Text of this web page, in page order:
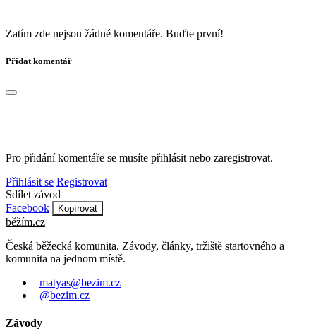
Zatím zde nejsou žádné komentáře. Buďte první!
Přidat komentář
Pro přidání komentáře se musíte přihlásit nebo zaregistrovat.
Přihlásit se Registrovat
Sdílet závod
Facebook
Kopírovat
běžím.cz
Česká běžecká komunita. Závody, články, tržiště startovného a
komunita na jednom místě.
matyas@bezim.cz
@bezim.cz
Závody